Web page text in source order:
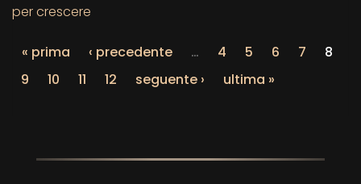
per crescere
« prima ‹ precedente … 4 5 6 7
8
9
10 11 12 seguente › ultima »